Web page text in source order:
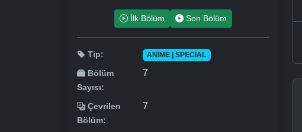
İlk Bölüm Son Bölüm
Tip: ANIME | SPECIAL
Bölüm
Sayısı:
7
Çevrilen
Bölüm:
7